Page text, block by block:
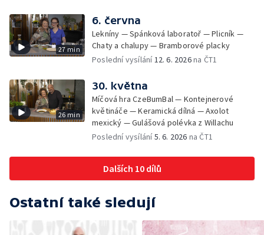
27 min
6. června
Lekníny — Spánková laboratoř — Plicník —
Chaty a chalupy — Bramborové placky
Poslední vysílání12. 6. 2026na ČT1
26 min
30. května
Míčová hra CzeBumBal — Kontejnerové
květináče — Keramická dílná — Axolot
mexický — Gulášová polévka z Willachu
Poslední vysílání5. 6. 2026 na ČT1
Dalších 10 dílů
Ostatní také sledují